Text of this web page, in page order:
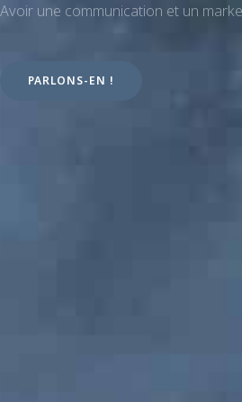
Avoir une communication et un
PARLONS-EN !